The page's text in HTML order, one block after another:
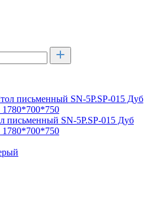
письменный SN-5P.SP-015 Дуб